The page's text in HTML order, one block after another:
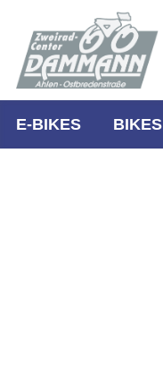
E-BIKES BIKES